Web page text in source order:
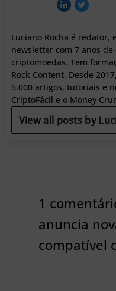
Luciano Rocha é redator,
newsletter com 7 anos
criptomoedas. Tem
Rock Content. Desde
5.000 artigos, tutoriais e
CriptoFácil e o Money
View all posts by
1
anuncia
compatível